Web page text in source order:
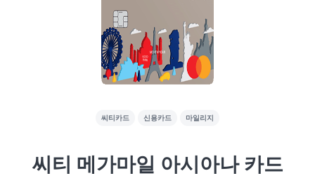
씨티카드 신용카드 마일리지
씨티 메가마일 아시아나 카드